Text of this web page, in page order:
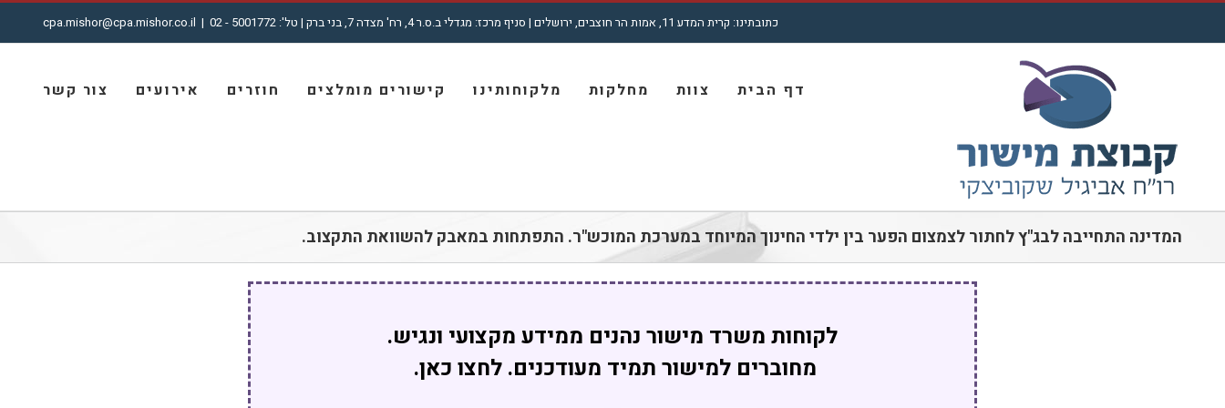
דלג
כתובתינו: קרית המדע 11, אמות הר חוצבים, ירושלים | סניף מרכז: מגדלי ב.ס.ר 4, רח' מצדה 7, בני ברק | טל': 5001772 - 02 |
cpa.mishor@cpa.mishor.co.il
חיפוש...
דף הבית צוות מחלקות מלקוחותינו קישורים מומלצים חוזרים אירועים צור קשר
המדינה התחייבה לבג"ץ לחתור לצמצום הפער בין ילדי החינוך המיוחד במערכת המוכש"ר. התפתחות במאבק להשוואת התקצוב.
לקוחות משרד מישור נהנים ממידע מקצועי ונגיש.
מחוברים למישור תמיד מעודכנים. לחצו כאן.